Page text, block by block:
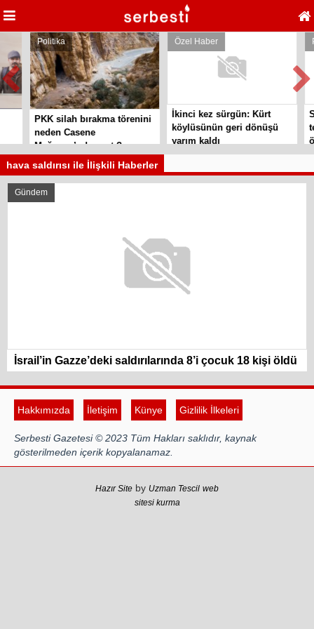
Politika
PKK silah bırakma törenini
neden Casene
Mağarası’nda yaptı?
Özel Haber
İkinci kez sürgün: Kürt
köylüsünün geri dönüşü
yarım kaldı
hava saldırısı ile İlişkili Haberler
Gündem
İsrail’in Gazze’deki saldırılarında 8’i çocuk 18 kişi öldü
Hakkımızda İletişim Künye Gizlilik İlkeleri
Serbesti Gazetesi © 2023 Tüm Hakları saklıdır, kaynak
gösterilmeden içerik kopyalanamaz.
Hazır Site by Uzman Tescil web
sitesi kurma